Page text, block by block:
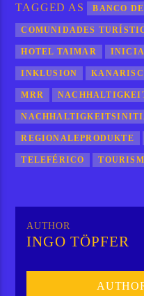
TAGGED AS BANCO
COMUNIDADES
HOTEL TAIMAR
INKLUSION
MRR
REGIONALEPRODUKTE
TELEFÉRICO
AUTHOR
INGO TÖPFER